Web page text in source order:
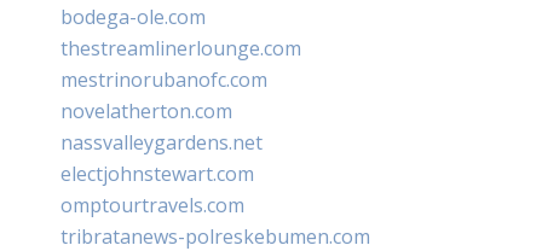
bodega-ole.com
thestreamlinerlounge.com
mestrinorubanofc.com
novelatherton.com
nassvalleygardens.net
electjohnstewart.com
omptourtravels.com
tribratanews-polreskebumen.com